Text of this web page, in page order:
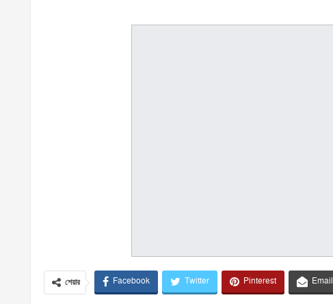
শেয়ার Facebook Twitter Pinterest Email